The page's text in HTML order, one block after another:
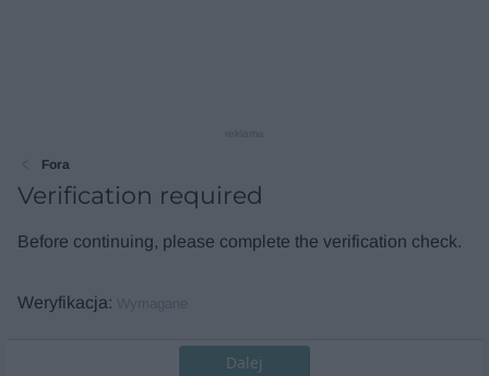
Fora
Verification required
Before continuing, please complete the verification check.
Weryfikacja Wymagane
Dalej